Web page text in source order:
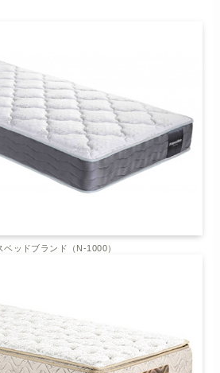
ベッドブランド（N-1000）